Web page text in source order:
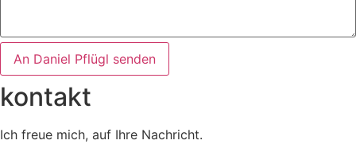
An Daniel Pflügl senden
kontakt
Ich freue mich, auf Ihre Nachricht.